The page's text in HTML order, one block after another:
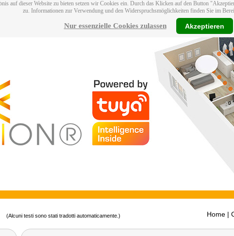
auf dieser Website zu bieten setzen wir Cookies ein. Durch das Klicken auf den Button
zu. Informationen zur Verwendung und den Widerspruchsmöglichkeiten finden Sie im
Nur essenzielle Cookies zulassen Akzeptieren
(Alcuni testi sono stati tradotti automaticamente.) Home |